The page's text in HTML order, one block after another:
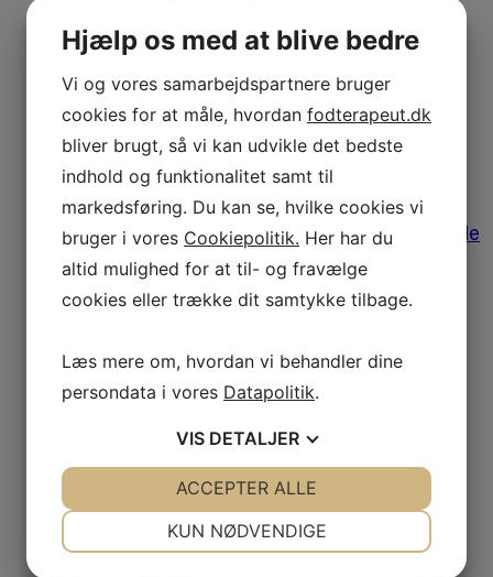
Produkter på positivlisten
Afregn med regionen
Medlemskab
Medlemskab
Bliv medlem
Kontingent
Forsikringer
Afregning af udgifter
Medlemstilbud
Bomærke, varemærke og designguide
Medlemsfordele
Leverandørliste
Job og klinikker til salg
Studiemedlemskab
Medlemsfordele for studerende
Historien bag emblemet
Danske Fodterapeuter
Om foreningen
Vores historie
Bestyrelsen
Hjælp os med at blive bedre
Vi og vores samarbejdspartnere bruger
cookies for at måle, hvordan fodterapeut.dk
bliver brugt, så vi kan udvikle det bedste
indhold og funktionalitet samt til
markedsføring. Du kan se, hvilke cookies vi
bruger i vores Cookiepolitik. Her har du
altid mulighed for at til- og fravælge
cookies eller trække dit samtykke tilbage.
Læs mere om, hvordan vi behandler dine
persondata i vores Datapolitik.
VIS DETALJER
NEJ JA
KUN NØDVENDIGE
ACCEPTER ALLE